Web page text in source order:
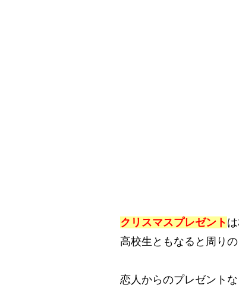
クリスマスプレゼント
高校生ともなると周り
恋人からのプレゼント